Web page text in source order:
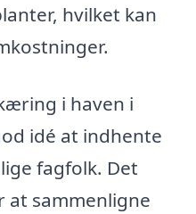
hvilket kan
i haven i
idé at indhente
fagfolk. Det
at sammenligne